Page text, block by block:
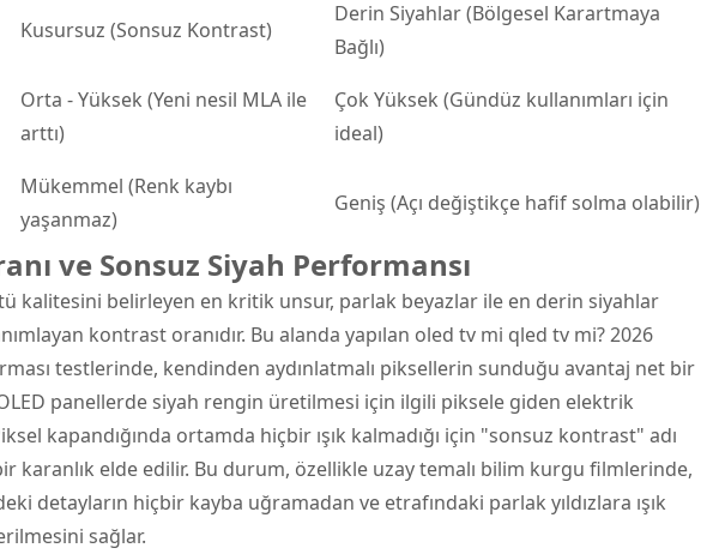
Kusursuz (Sonsuz Kontrast)
Derin Siyahlar (Bölgesel Karartmaya
Bağlı)
Orta - Yüksek (Yeni nesil MLA ile
arttı)
Çok Yüksek (Gündüz kullanımları için
ideal)
Mükemmel (Renk kaybı
yaşanmaz)
Geniş (Açı değiştikçe hafif solma olabilir)
ve Sonsuz Siyah Performansı
kalitesini belirleyen en kritik unsur, parlak beyazlar ile en derin siyahlar
kontrast oranıdır. Bu alanda yapılan oled tv mi qled tv mi? 2026
testlerinde, kendinden aydınlatmalı piksellerin sunduğu avantaj net bir
panellerde siyah rengin üretilmesi için ilgili piksele giden elektrik
kapandığında ortamda hiçbir ışık kalmadığı için "sonsuz kontrast" adı
karanlık elde edilir. Bu durum, özellikle uzay temalı bilim kurgu filmlerinde,
detayların hiçbir kayba uğramadan ve etrafındaki parlak yıldızlara ışık
sağlar.